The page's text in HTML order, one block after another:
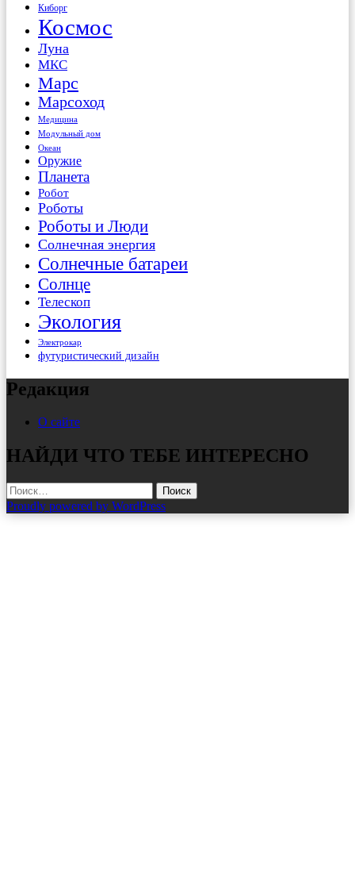
Киборг
Космос
Луна
МКС
Марс
Марсоход
Медицина
Модульный дом
Океан
Оружие
Планета
Робот
Роботы
Роботы и Люди
Солнечная энергия
Солнечные батареи
Солнце
Телескоп
Экология
Электрокар
футуристический дизайн
Редакция
О сайте
НАЙДИ ЧТО ТЕБЕ ИНТЕРЕСНО
Найти:
Proudly powered by WordPress